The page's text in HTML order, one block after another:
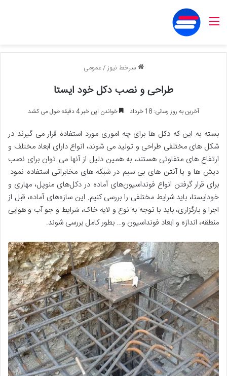
منو
سرخط نیوز/عمومی
طراحی و نصب دکل خود ایستا
آخرین به روز رسانی: 18 خرداد خواندن این خبر 4 دقیقه طول می کشد
بسته به این که دکل ها برای چه اموری مورد استفاده قرار می گیرند در
شکل های مختلفی طراحی و تولید می شوند، انواع دارای ابعاد مختلف و
ارتفاع های متفاوتی هستند، به همین دلیل از آنها می توان برای نصب
دیش ها و یا آنتن های بی سیم در شبکه های مخابراتی استفاده نمود.
برای قرار گرفتن انواع فونداسیون‌های آماده در دکل‌های منوپل، مهاری و
خودایستا، باید شرایط مختلفی را بررسی کنیم. این سازه‌های آماده، قبل از
اجرا و بارگزاری، باید با توجه به نوع و لایه خاک، شرایط و جو آب و هوایی
منطقه، اندازه و ابعاد فونداسیون و… بطور کامل بررسی شوند.